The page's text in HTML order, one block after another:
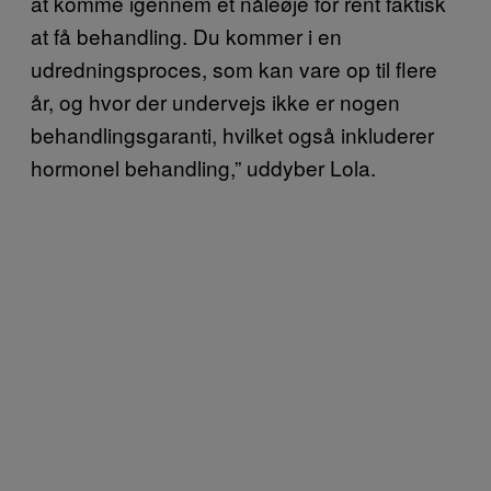
at få behandling. Du kommer i en
udredningsproces, som kan vare op til flere
år, og hvor der undervejs ikke er nogen
behandlingsgaranti, hvilket også inkluderer
hormonel behandling,” uddyber Lola.